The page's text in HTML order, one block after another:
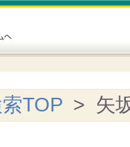
TOP > 矢